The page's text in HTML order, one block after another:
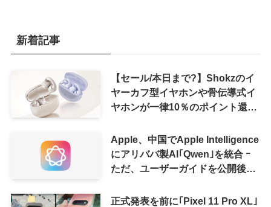
新着記事
【セール/本日まで?】Shokzのイ
ヤーカフ型イヤホンや骨伝導式イ
ヤホンが一律10％のポイント還元
Apple、中国でApple Intelligence
にアリババ製AI｢Qwen｣を統合 ｰ
ただ、ユーザーガイドを公開後に
正式発表を前に｢Pixel 11 Pro XL｣